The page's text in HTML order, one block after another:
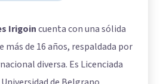
Irigoincuenta con una sólida
de 16 años, respaldada por
diversa. Es Licenciada